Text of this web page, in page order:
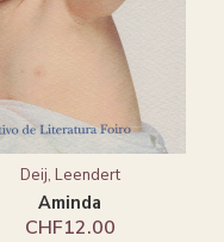
Deij, Leendert
Aminda
CHF12.00